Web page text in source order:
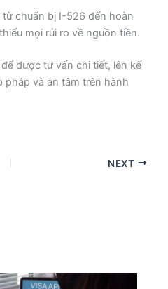
chuẩn bị I-526 đến hoàn
mọi rủi ro về nguồn tiền.
để được tư vấn chi tiết, lên kế
và an tâm trên hành
NEXT